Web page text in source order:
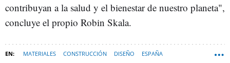
contribuyan a la salud y el bienestar de nuestro planeta",
concluye el propio Robin Skala.
MATERIALES CONSTRUCCIÓN DISEÑO ESPAÑA